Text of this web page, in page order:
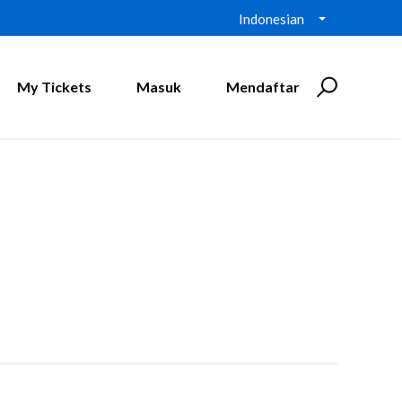
Indonesian
My Tickets Masuk Mendaftar